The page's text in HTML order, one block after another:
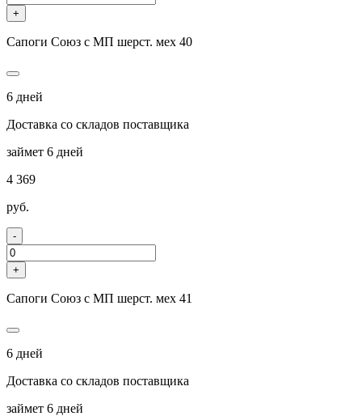
+
Сапоги Союз с МП шерст. мех 40
6 дней
Доставка со складов поставщика
займет 6 дней
4 369
руб.
-
+
Сапоги Союз с МП шерст. мех 41
6 дней
Доставка со складов поставщика
займет 6 дней